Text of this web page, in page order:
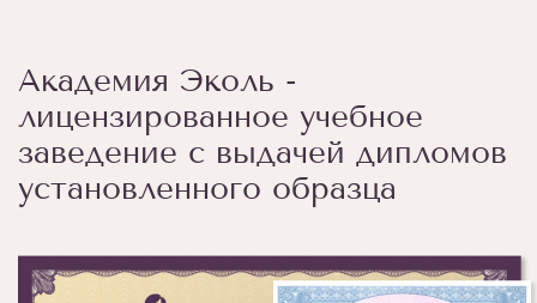
Академия Эколь -
лицензированное учебное
заведение с выдачей дипломов
установленного образца